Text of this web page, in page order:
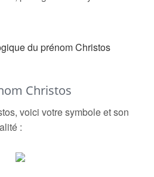
Christos
voici votre symbole et son
: